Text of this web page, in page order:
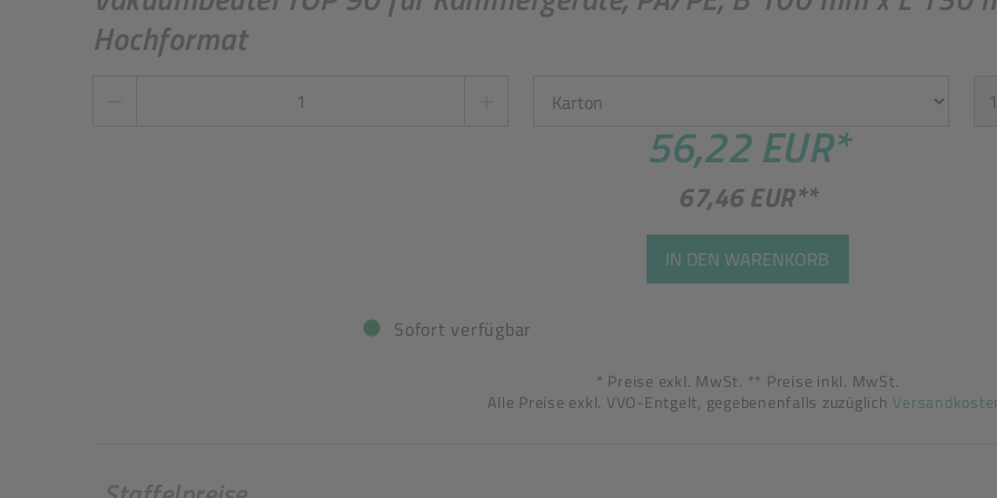
Hochformat
Stückzahl*
56,22 EUR*
67,46 EUR**
IN DEN WARENKORB
Sofort verfügbar
* Preise exkl. MwSt. ** Preise inkl. MwSt.
Alle Preise exkl. VVO-Entgelt, gegebenenfalls zuzüglich